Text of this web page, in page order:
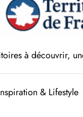
à découvrir,
& Lifestyle